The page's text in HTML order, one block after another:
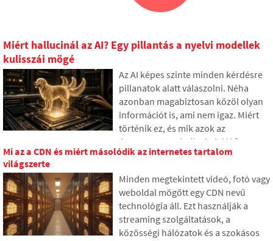
Miért hallucinál az AI? Egy pillantás a nyelvi modellek
kulisszái mögé
Az AI képes szinte minden kérdésre
pillanatok alatt válaszolni. Néha
azonban magabiztosan közöl olyan
információt is, ami nem igaz. Miért
történik ez, és mik azok az
úgynevezett AI hallucinációk? A
cikkben elmagyarázzuk, hogyan
miért hoznak néha valótlan
válaszokat, és hogyan próbálják a
fejlesztők fokozatosan korlátozni ezt
a problémát.
Mi az a CDN és miért másolódik az internetes tartalom
világszerte
Minden megtekintett videó, fotó vagy
weboldal mögött egy CDN nevű
technológia áll. Ezt használják a
streaming szolgáltatások, a
közösségi hálózatok és a szokásos